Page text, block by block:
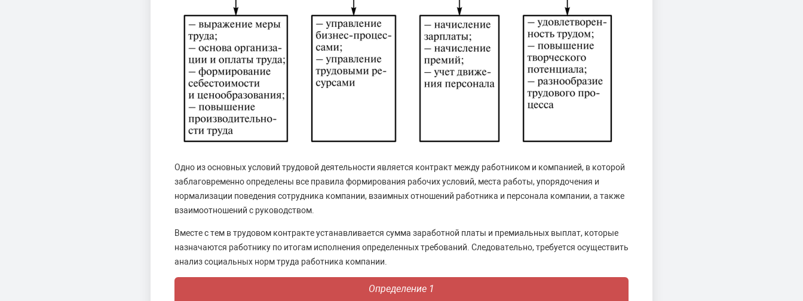
Одно из основных условий трудовой деятельности является контракт между работником и компанией, в которой
заблаговременно определены все правила формирования рабочих условий, места работы, упорядочения и
нормализации поведения сотрудника компании, взаимных отношений работника и персонала компании, а также
взаимоотношений с руководством.
Вместе с тем в трудовом контракте устанавливается сумма заработной платы и премиальных выплат, которые
назначаются работнику по итогам исполнения определенных требований. Следовательно, требуется осуществить
анализ социальных норм труда работника компании.
Определение 1